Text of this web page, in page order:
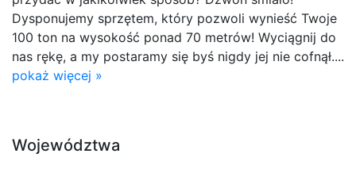
Dysponujemy sprzętem, który pozwoli wynieść Twoje
100 ton na wysokość ponad 70 metrów! Wyciągnij do
nas rękę, a my postaramy się byś nigdy jej nie cofnął....
pokaż więcej »
Województwa